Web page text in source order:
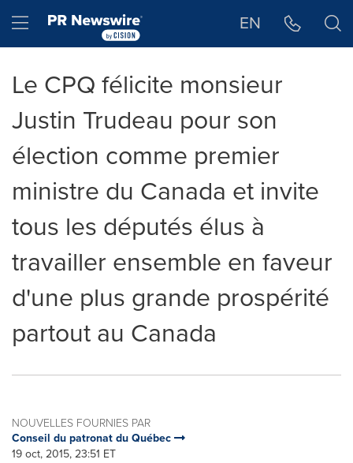
Hamburger menu EN
Le CPQ félicite monsieur
Justin Trudeau pour son
élection comme premier
ministre du Canada et invite
tous les députés élus à
travailler ensemble en faveur
d'une plus grande prospérité
partout au Canada
NOUVELLES FOURNIES PAR
Conseil du patronat du Québec
19 oct, 2015, 23:51 ET